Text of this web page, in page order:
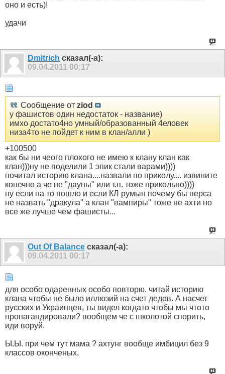
оно и есть)!
удачи
Dmitrich сказал(-а):
09.04.2011 00:17
Сообщение от ziod
у фашистов один недостаток - название)
имхо достато4но умный/образованный 4еловек
низа4то не пойдет к ним в клан/алли )
+100500
как бы ни чеого плохого не имею к клану клан как
клан)))ну не поделили 1 эпик стали варами))))
почитал историю клана....назвали по приколу.... извините
конечно а че не "дауны" или т.п. тоже прикольно))))
ну если на то пошло и если КЛ румын почему бы перса
не назвать "дракула" а клан "вампиры" тоже не ахти но
все же лучше чем фашисты...
Out Of Balance сказал(-а):
09.04.2011 00:17
для особо одаренных особо повторю. читай историю
клана чтобы не было иллюзий на счет дедов. А насчет
русских и Украинцев, ты видел когдато чтобы мы чтото
пропагандировали? вообщем че с школотой спорить,
иди воруй.
Ы.Ы. при чем тут мама ? ахтунг вообще имбицил без 9
классов оконченых.